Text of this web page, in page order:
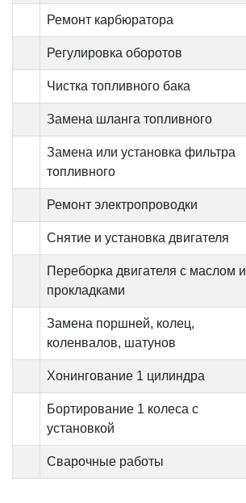
Ремонт карбюратора
Регулировка оборотов
Чистка топливного бака
Замена шланга топливного
Замена или установка фильтра
топливного
Ремонт электропроводки
Снятие и установка двигателя
Переборка двигателя с маслом и
прокладками
Замена поршней, колец,
коленвалов, шатунов
Хонингование 1 цилиндра
Бортирование 1 колеса с
установкой
Сварочные работы